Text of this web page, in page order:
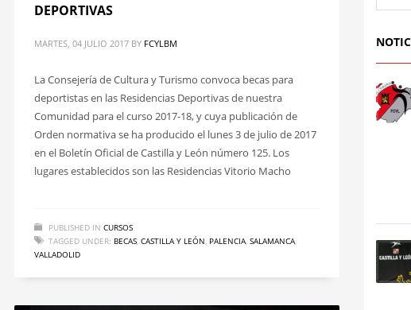
DEPORTIVAS
MARTES, 04 JULIO 2017 BY FCYLBM
La Consejería de Cultura y Turismo convoca becas para
deportistas en las Residencias Deportivas de nuestra
Comunidad para el curso 2017-18, y cuya publicación de
Orden normativa se ha producido el lunes 3 de julio de 2017
en el Boletín Oficial de Castilla y León número 125. Los
lugares establecidos son las Residencias Vitorio Macho
PUBLISHED IN CURSOS
TAGGED UNDER: BECAS, CASTILLA Y LEÓN, PALENCIA, SALAMANCA,
VALLADOLID